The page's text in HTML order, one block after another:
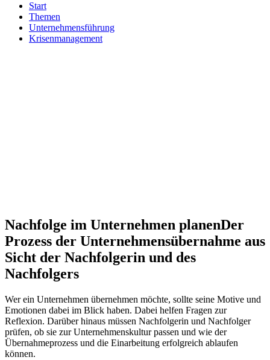
Start
Themen
Unternehmensführung
Krisenmanagement
Nachfolge im Unternehmen planenDer
Prozess der Unternehmensübernahme aus
Sicht der Nachfolgerin und des
Nachfolgers
Wer ein Unternehmen übernehmen möchte, sollte seine Motive und
Emotionen dabei im Blick haben. Dabei helfen Fragen zur
Reflexion. Darüber hinaus müssen Nachfolgerin und Nachfolger
prüfen, ob sie zur Unternehmenskultur passen und wie der
Übernahmeprozess und die Einarbeitung erfolgreich ablaufen
können.